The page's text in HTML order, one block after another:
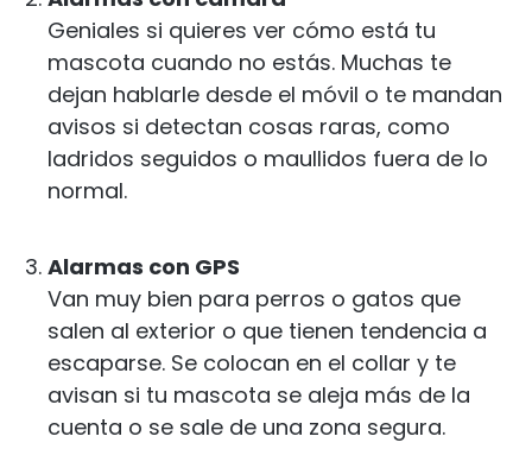
Geniales si quieres ver cómo está tu
mascota cuando no estás. Muchas te
dejan hablarle desde el móvil o te mandan
avisos si detectan cosas raras, como
ladridos seguidos o maullidos fuera de lo
normal.
Alarmas con GPS
Van muy bien para perros o gatos que
salen al exterior o que tienen tendencia a
escaparse. Se colocan en el collar y te
avisan si tu mascota se aleja más de la
cuenta o se sale de una zona segura.